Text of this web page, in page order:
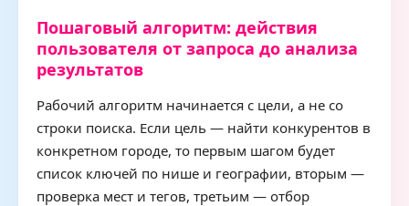
Пошаговый алгоритм: действия
пользователя от запроса до анализа
результатов
Рабочий алгоритм начинается с цели, а не со
строки поиска. Если цель — найти конкурентов в
конкретном городе, то первым шагом будет
список ключей по нише и географии, вторым —
проверка мест и тегов, третьим — отбор